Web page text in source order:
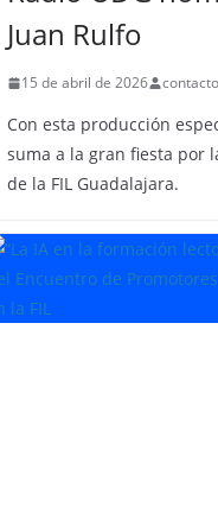
Juan Rulfo
15 de abril de 2026 contacto
Con esta producción
suma a la gran fiesta por
de la FIL Guadalajara.